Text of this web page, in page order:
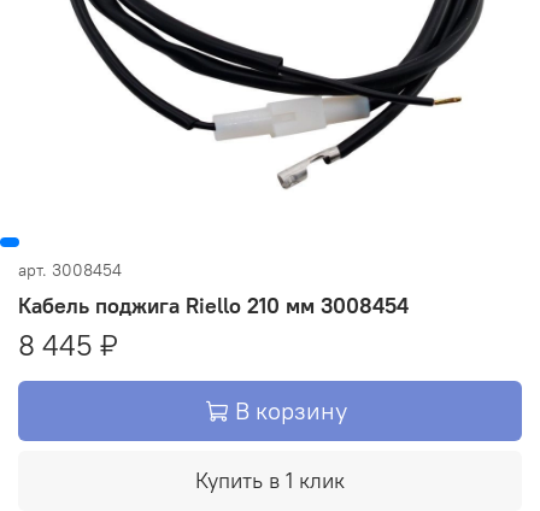
арт. 3008454
Кабель поджига Riello 210 мм 3008454
8 445 ₽
В корзину
Купить в 1 клик